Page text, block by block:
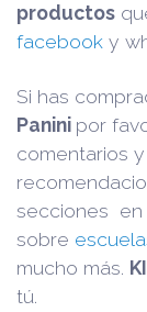
productos
facebook y
Si has
Panini por
comentarios
secciones en
sobre
mucho más.
tú.